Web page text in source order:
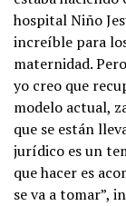
hospital Niño
increíble para
maternidad.
yo creo que
modelo actual,
que se están
jurídico es un
que hacer es
se va a tomar”,